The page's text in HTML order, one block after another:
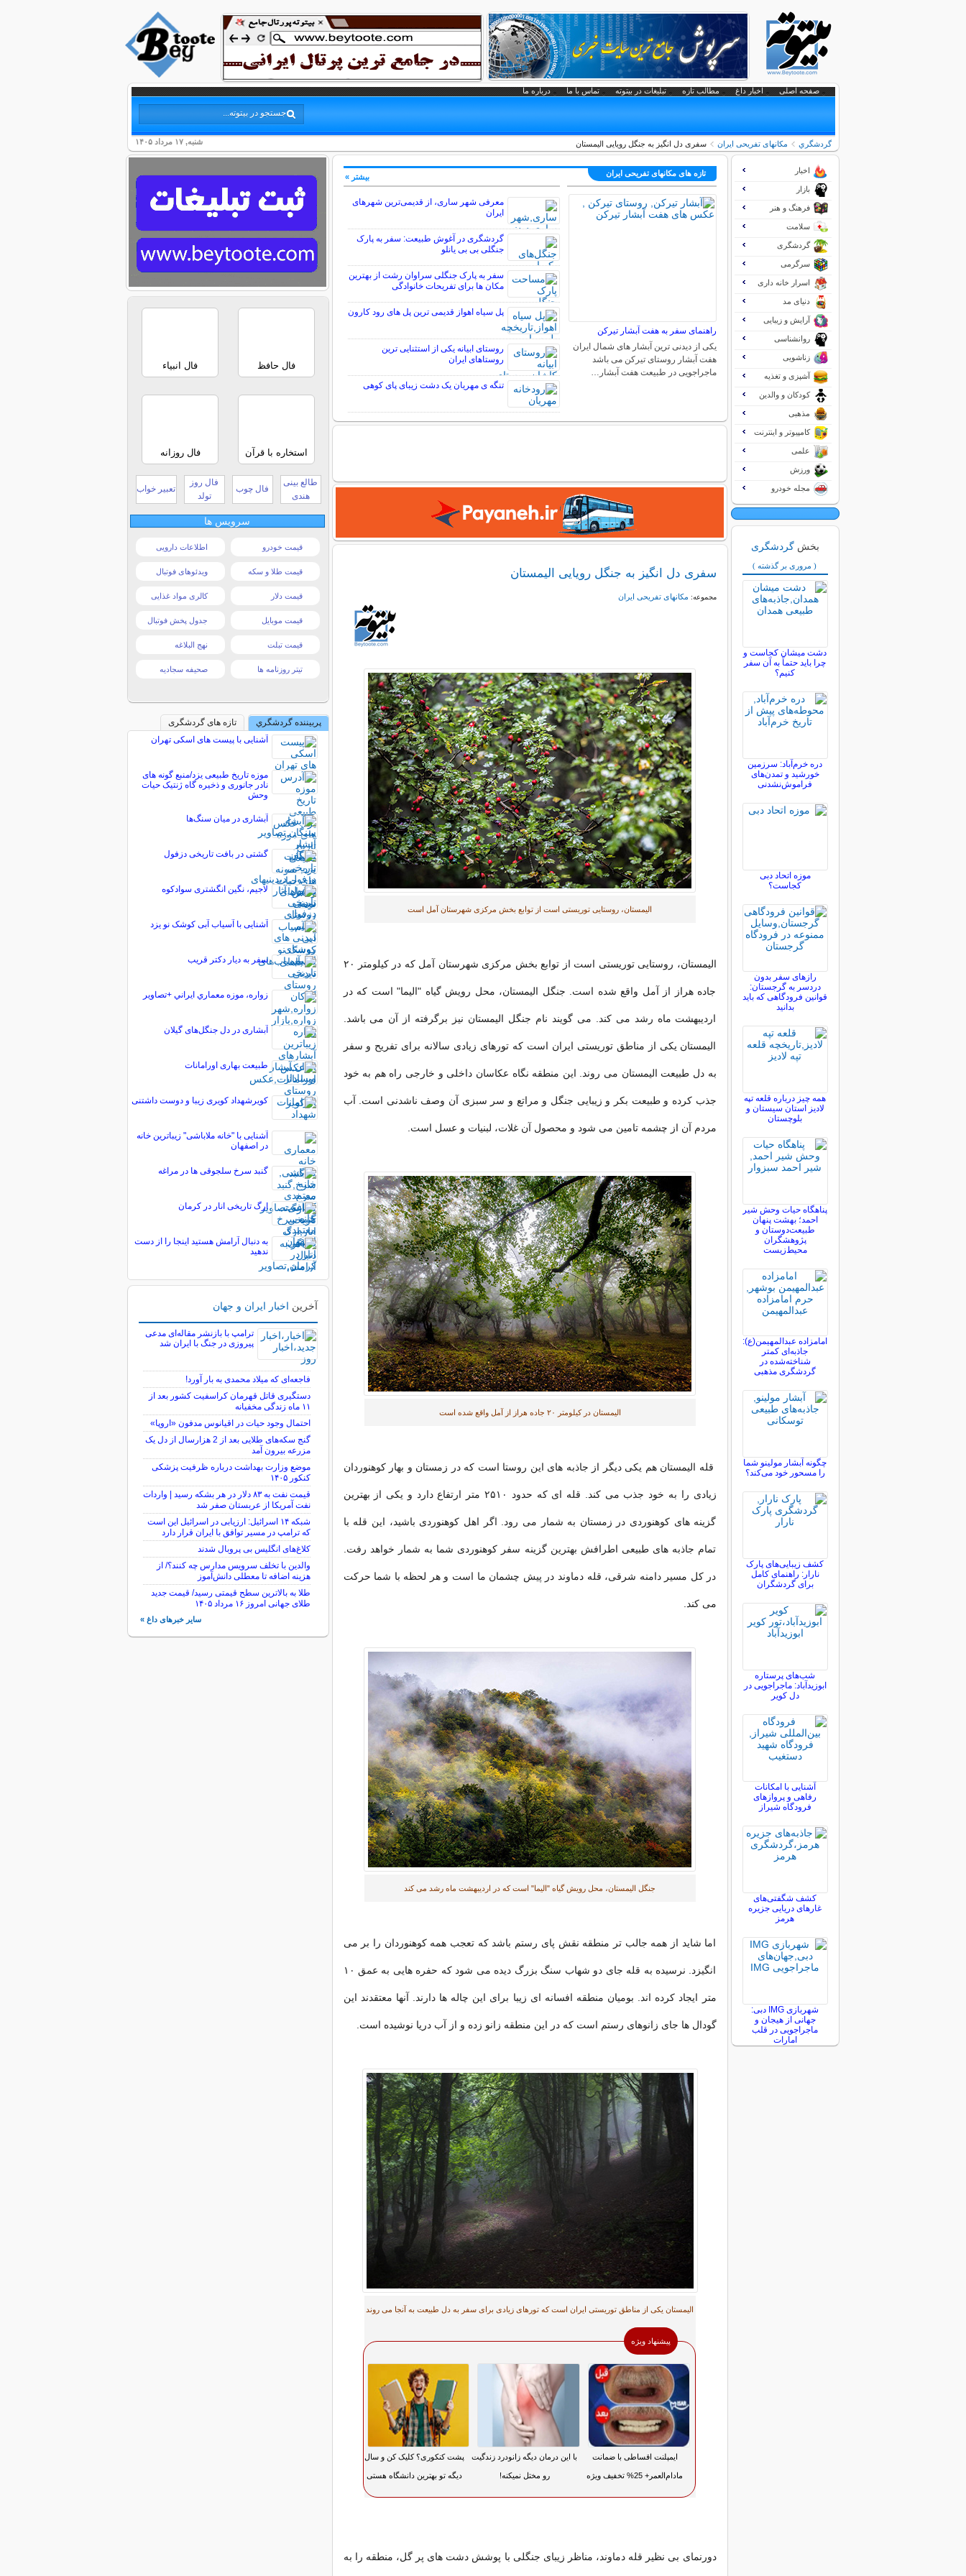
صفحه اصلی اخبار داغ مطالب تازه تبلیغات در بیتوته تماس با ما درباره ما
شنبه, ۱۷ مرداد ۱۴۰۵ گردشگري مکانهای تفریحی ايران سفری دل انگیز به جنگل رویایی الیمستان
تازه های مکانهای تفریحی ايران
راهنمای سفر به هفت آبشار تیرکن
یکی از دیدنی ترین آبشار های شمال ایران
هفت آبشار روستای تیرکن می باشد
ماجراجویی در طبیعت هفت آبشار…
معرفی شهر ساری، از قدیمی‌ترین شهرهای
ایران
گردشگری در آغوش طبیعت: سفر به پارک
جنگلی بی بی یانلو
سفر به پارک جنگلی سراوان رشت از بهترین
مکان ها برای تفریحات خانوادگی
پل سیاه اهواز قدیمی ترین پل های رود کارون
روستای ابیانه یکی از استثنایی ‏ترین
روستاهای ایران
تنگه ی مهریان یک دشت زیبای پای کوهی
بیشتر »
سفری دل انگیز به جنگل رویایی الیمستان
مجموعه: مکانهای تفریحی ايران
الیمستان، روستایی توریستی است از توابع بخش مرکزی شهرستان آمل است
الیمستان، روستایی توریستی است از توابع بخش مرکزی شهرستان آمل که در کیلومتر ۲۰
جاده هراز از آمل واقع شده است. جنگل الیمستان، محل رویش گیاه "الیما" است که در
اردیبهشت ماه رشد می کند. می گویند نام جنگل الیمستان نیز برگرفته از آن می باشد.
الیمستان یکی از مناطق توریستی ایران است که تورهای زیادی سالانه برای تفریح و سفر
به دل طبیعت الیمستان می روند. این منطقه نگاه عکاسان داخلی و خارجی راه هم به خود
جذب کرده و طبیعت بکر و زیبایی جنگل و مراتع و سر سبزی آن وصف ناشدنی است. آب
مردم آن از چشمه تامین می شود و محصول آن غلات، لبنیات و عسل است.
الیمستان در کیلومتر ۲۰ جاده هراز از آمل واقع شده است
قله الیمستان هم یکی دیگر از جاذبه های این روستا است که در زمستان و بهار کوهنوردان
زیادی را به خود جذب می کند. قله ای که حدود ۲۵۱۰ متر ارتفاع دارد و یکی از بهترین
گزینه های کوهنوردی در زمستان به شمار می رود. اگر اهل کوهنوردی باشید، این قله با
تمام جاذبه های طبیعی اطرافش بهترین گزینه سفر کوهنوردی شما به شمار خواهد رفت.
در کل مسیر دامنه شرقی، قله دماوند در پیش چشمان ما است و هر لحظه با شما حرکت
می کند.
جنگل الیمستان، محل رویش گیاه "الیما" است که در اردیبهشت ماه رشد می کند
اما شاید از همه جالب تر منطقه نقش پای رستم باشد که تعجب همه کوهنوردان را بر می
انگیزد. نرسیده به قله جای دو شهاب سنگ بزرگ دیده می شود که حفره هایی به عمق ۱۰
متر ایجاد کرده اند. بومیان منطقه افسانه ای زیبا برای این چاله ها دارند. آنها معتقدند این
گودال ها جای زانوهای رستم است که در این منطقه زانو زده و از آب دریا نوشیده است.
الیمستان یکی از مناطق توریستی ایران است که تورهای زیادی برای سفر به دل طبیعت به آنجا می روند
پیشنهاد ویژه
ایمپلنت اقساطی با ضمانت
مادام‌العمر+ 25% تخفیف ویژه
با این درمان دیگه زانودرد زندگیت
رو مختل نمیکنه!
پشت کنکوری؟ کلیک کن و سال
دیگه تو بهترین دانشگاه هستی
دورنمای بی نظیر قله دماوند، مناظر زیبای جنگلی با پوشش دشت های پر گل، منطقه را به
اخبار
بازار
فرهنگ و هنر
سلامت
گردشگری
سرگرمی
اسرار خانه داری
دنیای مد
آرایش و زیبایی
روانشناسی
زناشویی
آشپزی و تغذیه
کودکان و والدین
مذهبی
کامپیوتر و اینترنت
علمی
ورزش
مجله خودرو
بخش گردشگری
( مروری بر گذشته )
دشت میشان کجاست و
چرا باید حتماً به آن سفر
کنیم؟
دره خرم‌آباد: سرزمین
خورشید و تمدن‌های
فراموش‌نشدنی
موزه اتحاد دبی
کجاست؟
رازهای سفر بدون
دردسر به گرجستان:
قوانین فرودگاهی که باید
بدانید
همه چیز درباره قلعه تپه
لادیز استان سیستان و
بلوچستان
پناهگاه حیات وحش شیر
احمد؛ بهشت پنهان
طبیعت‌دوستان و
پژوهشگران
محیط‌زیست
امامزاده عبدالمهیمن(ع):
جاذبه‌ای کمتر
شناخته‌شده در
گردشگری مذهبی
چگونه آبشار مولینو شما
را مسحور خود می‌کند؟
کشف زیبایی‌های پارک
نارار: راهنمای کامل
برای گردشگران
شب‌های پرستاره
ابوزیدآباد: ماجراجویی در
دل کویر
آشنایی با امکانات
رفاهی و پروازهای
فرودگاه شیراز
کشف شگفتی‌های
غارهای دریایی جزیره
هرمز
شهربازی IMG دبی:
جهانی از هیجان و
ماجراجویی در قلب
امارات
فال حافظ فال انبیاء
استخاره با قرآن فال روزانه
طالع بینی
هندی
فال چوب
فال روز
تولد
تعبیر خواب
سرویس ها
قیمت خودرو اطلاعات دارویی
قیمت طلا و سکه ویدئوهای فوتبال
قیمت دلار کالری مواد غذایی
قیمت موبایل جدول پخش فوتبال
قیمت تبلت نهج البلاغه
تیتر روزنامه ها صحیفه سجادیه
پربیننده گردشگري
تازه های گردشگری
آشنایی با پیست های اسکی تهران
موزه تاریخ طبیعی یزد/منبع گونه های
نادر جانوری و ذخیره گاه ژنتیک حیات
وحش
آبشاری در میان سنگ‌ها
گشتی در بافت تاریخی دزفول
لاجیم، نگین انگشتری سوادکوه
آشنایی با آسیاب آبی کوشک نو یزد
سفر به دیار دکتر قریب
زواره، موزه معماري ايراني +تصاویر
آبشاری در دل جنگل‌های گیلان
طبیعت بهاری اورامانات
کویرشهداد کویری زیبا و دوست داشتنی
آشنایی با "خانه ملاباشی" زیباترین خانه
در اصفهان
گنبد سرخ سلجوقی ها در مراغه
ارگ تاریخی انار در کرمان
به دنبال آرامش هستید اینجا را از دست
ندهید
آخرین اخبار ایران و جهان
ترامپ با بازنشر مقاله‌ای مدعی
پیروزی در جنگ با ایران شد
فاجعه‌ای که میلاد محمدی به بار آورد!
دستگیری قاتل قهرمان کراسفیت کشور بعد از
۱۱ ماه زندگی مخفیانه
احتمال وجود حیات در اقیانوس مدفون «اروپا»
گنج سکه‌های طلایی بعد از 2 هزارسال از دل یک
مزرعه بیرون آمد
موضع وزارت بهداشت درباره ظرفیت پزشکی
کنکور ۱۴۰۵
قیمت نفت به ۸۳ دلار در هر بشکه رسید | واردات
نفت آمریکا از عربستان صفر شد
شبکه ۱۴ اسرائیل: ارزیابی در اسرائیل این است
که ترامپ در مسیر توافق با ایران قرار دارد
کلاغ‌های انگلیس بی پروبال شدند
والدین با تخلف سرویس مدارس چه کنند؟/ از
هزینه اضافه تا معطلی دانش‌آموز
طلا به بالاترین سطح قیمتی رسید/ قیمت جدید
طلای جهانی امروز ۱۶ مرداد ۱۴۰۵
سایر خبرهای داغ »